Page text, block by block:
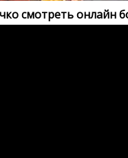
cмотреть онлайн